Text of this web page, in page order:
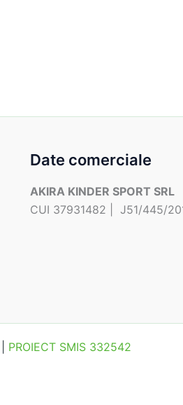
Date comerciale
AKIRA KINDER SPORT SRL
CUI 37931482 | J51/445/
PROIECT SMIS 332542